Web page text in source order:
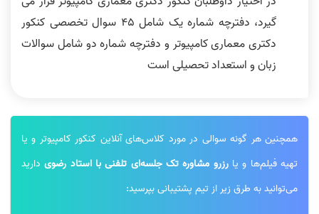
گیرد، دفترچه شماره یک شامل 45 سوال تخصصی کنکور
دکتری معماری کامپیوتر و دفترچه شماره دو شامل سوالات
زبان و استعداد تحصیلی است
همچنین هر گونه سوالی در مورد کلاس‌های آنلاین کنکور کامپیوتر و یا
تهیه فیلم‌ها و یارزرو مشاوره تک جلسه‌ای تلفنی با استاد رضویدارید
می‌توانید به طرق زیر از تیم پشتیبانی بپرسید: